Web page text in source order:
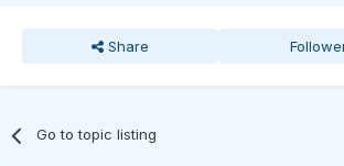
Share
Go to topic listing